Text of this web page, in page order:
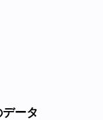
ータ